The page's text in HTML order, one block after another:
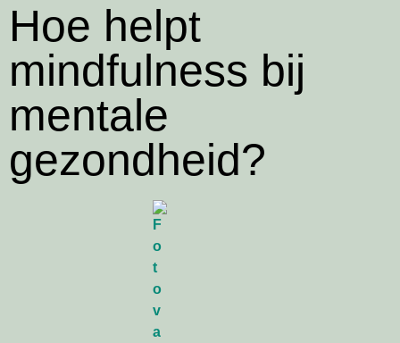
Hoe helpt
mindfulness bij
mentale
gezondheid?